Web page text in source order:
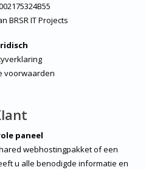
BRSR IT Projects
voorwaarden
paneel
webhostingpakket of een
u alle benodigde informatie en